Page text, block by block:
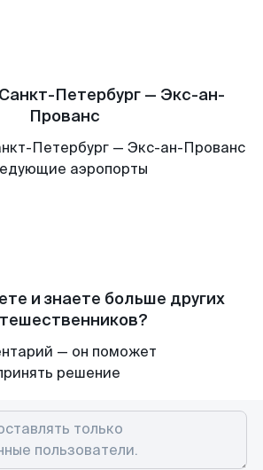
Петербург — Экс-ан-
Прованс
Петербург — Экс-ан-Прованс
аэропорты
и знаете больше других
— он поможет
решение